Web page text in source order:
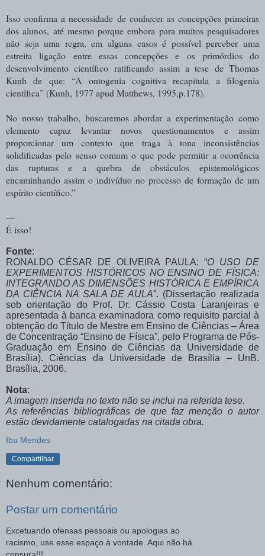
Isso confirma a necessidade de conhecer as concepções primeiras
dos alunos, até mesmo porque embora para muitos pesquisadores
não seja uma regra, em alguns casos é possível perceber uma
estreita ligação entre essas concepções e os primórdios do
desenvolvimento científico ratificando assim a tese de Thomas
Kunh de que: “A ontogenia cognitiva recapitula a filogenia
científica” (Kunh, 1977 apud Matthews, 1995,p.178).
No nosso trabalho, buscaremos abordar a experimentação como
elemento capaz levantar novos questionamentos e assim
proporcionar um contexto que traga à tona inconsistências
solidificadas pelo senso comum o que pode permitir a ocorrência
das rupturas e a quebra de obstáculos epistemológicos
encaminhando assim o indivíduo no processo de formação de um
espírito científico.”
---
É isso!
Fonte:
RONALDO CÉSAR DE OLIVEIRA PAULA: “O USO DE
EXPERIMENTOS HISTÓRICOS NO ENSINO DE FÍSICA:
INTEGRANDO AS DIMENSÕES HISTÓRICA E EMPÍRICA
DA CIÊNCIA NA SALA DE AULA”. (Dissertação realizada
sob orientação do Prof. Dr. Cássio Costa Laranjeiras e
apresentada à banca examinadora como requisito parcial à
obtenção do Título de Mestre em Ensino de Ciências – Área
de Concentração “Ensino de Física”, pelo Programa de Pós-
Graduação em Ensino de Ciências da Universidade de
Brasília). Ciências da Universidade de Brasília – UnB.
Brasília, 2006.
Nota:
A imagem inserida no texto não se inclui na referida tese.
As referências bibliográficas de que faz menção o autor
estão devidamente catalogadas na citada obra.
Iba Mendes
Compartilhar
Nenhum comentário:
Postar um comentário
Excetuando ofensas pessoais ou apologias ao
racismo, use esse espaço à vontade. Aqui não há